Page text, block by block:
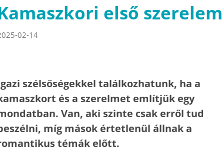
első szerelem
02-14
szélsőségekkel találkozhatunk, ha a
és a szerelmet említjük egy
Van, aki szinte csak erről tud
míg mások értetlenül állnak a
témák előtt.